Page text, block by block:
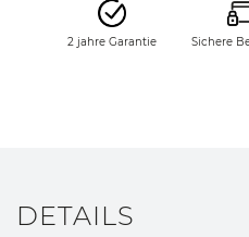
2 jahre Garantie Sichere
DETAILS